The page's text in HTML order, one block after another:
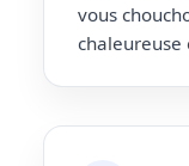
vous
chaleureuse